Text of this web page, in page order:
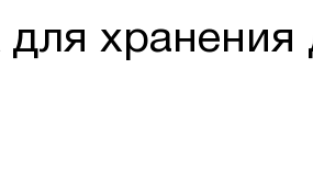
хранения